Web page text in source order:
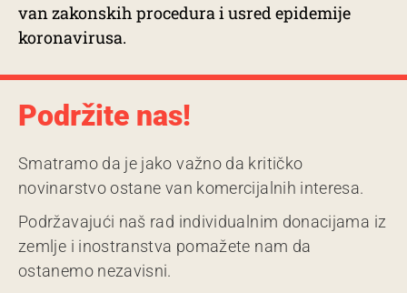
van zakonskih procedura i usred epidemije
koronavirusa.
Podržite nas!
Smatramo da je jako važno da kritičko
novinarstvo ostane van komercijalnih interesa.
Podržavajući naš rad individualnim donacijama iz
zemlje i inostranstva pomažete nam da
ostanemo nezavisni.